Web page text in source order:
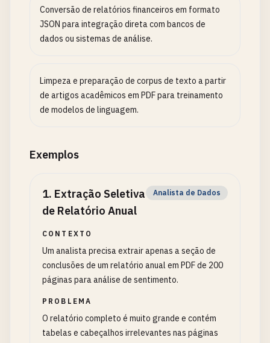
Conversão de relatórios financeiros em formato
JSON para integração direta com bancos de
dados ou sistemas de análise.
Limpeza e preparação de corpus de texto a partir
de artigos acadêmicos em PDF para treinamento
de modelos de linguagem.
Exemplos
1. Extração Seletiva
de Relatório Anual
Analista de Dados
CONTEXTO
Um analista precisa extrair apenas a seção de
conclusões de um relatório anual em PDF de 200
páginas para análise de sentimento.
PROBLEMA
O relatório completo é muito grande e contém
tabelas e cabeçalhos irrelevantes nas páginas